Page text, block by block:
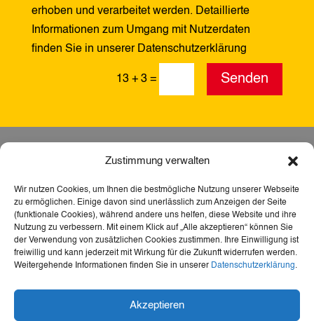
Zustimmung verwalten
Wir nutzen Cookies, um Ihnen die bestmögliche Nutzung unserer Webseite
zu ermöglichen. Einige davon sind unerlässlich zum Anzeigen der Seite
(funktionale Cookies), während andere uns helfen, diese Website und ihre
Nutzung zu verbessern. Mit einem Klick auf „Alle akzeptieren“ können Sie
der Verwendung von zusätzlichen Cookies zustimmen. Ihre Einwilligung ist
freiwillig und kann jederzeit mit Wirkung für die Zukunft widerrufen werden.
Weitergehende Informationen finden Sie in unserer Datenschutzerklärung.
Akzeptieren
erhoben und verarbeitet werden. Detaillierte
Informationen zum Umgang mit Nutzerdaten
finden Sie in unserer Datenschutzerklärung
13 + 3 = Senden
Webseite barrierefrei – für mehr Teilhabe,